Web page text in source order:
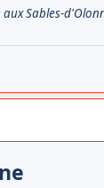
Sables-